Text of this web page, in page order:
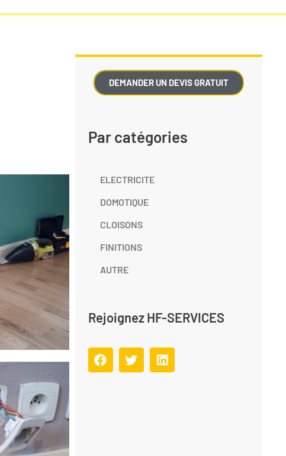
DEMANDER UN DEVIS GRATUIT
Par catégories
ELECTRICITE
DOMOTIQUE
CLOISONS
FINITIONS
AUTRE
Rejoignez HF-SERVICES